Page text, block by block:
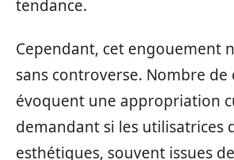
tendance.
Cependant, cet engouement
sans controverse. Nombre de
évoquent une appropriation
demandant si les utilisatrices
esthétiques, souvent issues